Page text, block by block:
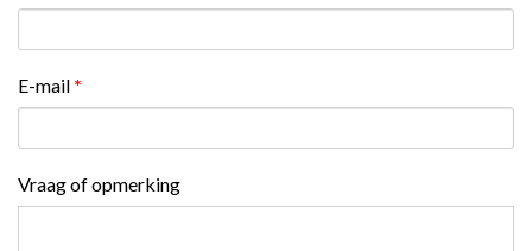
E-mail *
Vraag of opmerking